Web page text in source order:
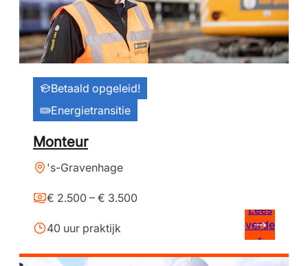
Betaald opgeleid!
Energietransitie
Monteur
's-Gravenhage
€ 2.500 – € 3.500
40 uur praktijk
Lees
verde
r